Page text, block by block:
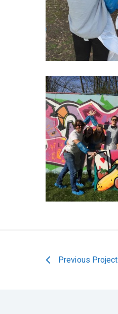
Previous Project